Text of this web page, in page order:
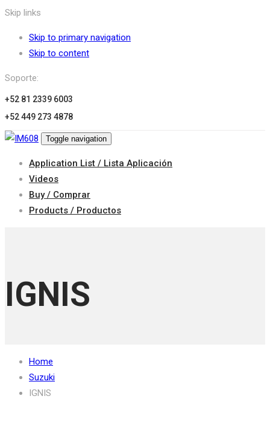
Skip links
Skip to primary navigation
Skip to content
Soporte:
+52 81 2339 6003
+52 449 273 4878
Toggle navigation
Application List / Lista Aplicación
Videos
Buy / Comprar
Products / Productos
IGNIS
Home
Suzuki
IGNIS